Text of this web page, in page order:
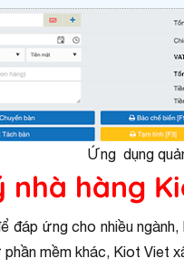
Ứng dụng
nhà hàng
đáp ứng cho nhiều
phần mềm khác, Kiot